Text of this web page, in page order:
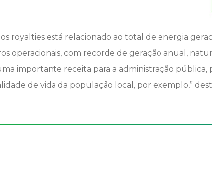
royalties está relacionado ao total de energia
operacionais, com recorde de geração anual,
importante receita para a administração
de vida da população local, por exemplo,”